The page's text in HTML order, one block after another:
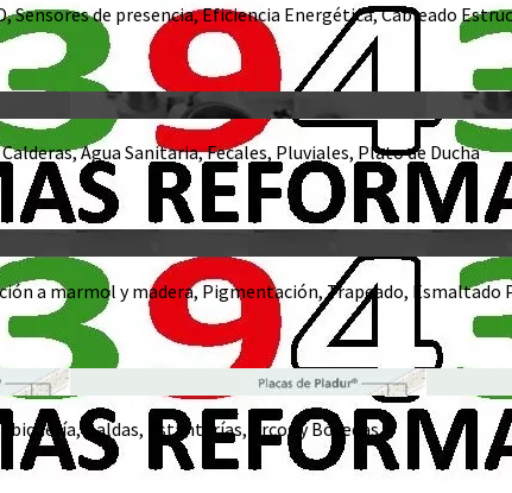
Sensores de presencia, Eficiencia Energética, Cableado
Agua Sanitaria, Fecales, Pluviales, Plato de Ducha
a marmol y madera, Pigmentación, Trapeado, Esmaltado
Baldas, Estanterías, Arcos y Bóvedas